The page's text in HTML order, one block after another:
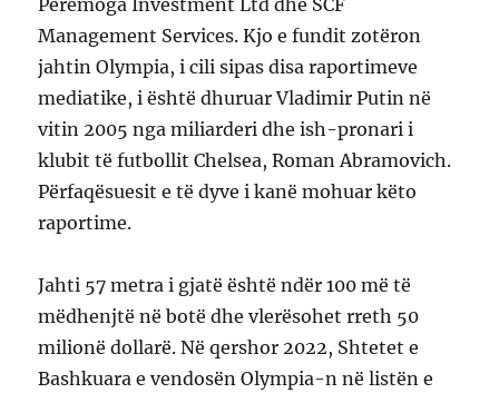
Peremoga Investment Ltd dhe SCF
Management Services. Kjo e fundit zotëron
jahtin Olympia, i cili sipas disa raportimeve
mediatike, i është dhuruar Vladimir Putin në
vitin 2005 nga miliarderi dhe ish-pronari i
klubit të futbollit Chelsea, Roman Abramovich.
Përfaqësuesit e të dyve i kanë mohuar këto
raportime.
Jahti 57 metra i gjatë është ndër 100 më të
mëdhenjtë në botë dhe vlerësohet rreth 50
milionë dollarë. Në qershor 2022, Shtetet e
Bashkuara e vendosën Olympia-n në listën e